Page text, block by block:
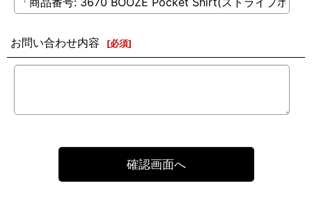
お問い合わせ内容 [必須]
確認画面へ